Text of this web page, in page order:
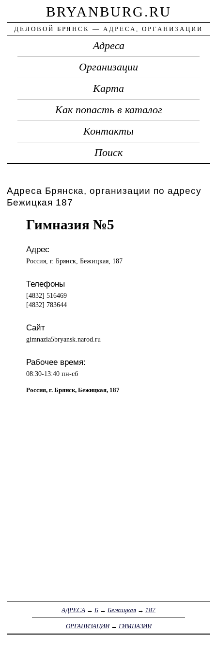
BRYANBURG.RU
ДЕЛОВОЙ БРЯНСК — АДРЕСА, ОРГАНИЗАЦИИ
Адреса
Организации
Карта
Как попасть в каталог
Контакты
Поиск
Адреса Брянска, организации по адресу
Бежицкая 187
Гимназия №5
Адрес
Россия, г. Брянск, Бежицкая, 187
Телефоны
[4832] 516469
[4832] 783644
Сайт
gimnazia5bryansk.narod.ru
Рабочее время:
08:30-13:40 пн-сб
Россия, г. Брянск, Бежицкая, 187
АДРЕСА → Б → Бежицкая → 187
ОРГАНИЗАЦИИ→ ГИМНАЗИИ